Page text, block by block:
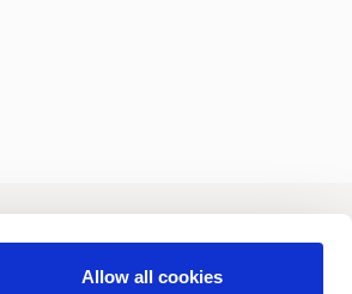
Allow all cookies